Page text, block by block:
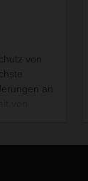
von
an